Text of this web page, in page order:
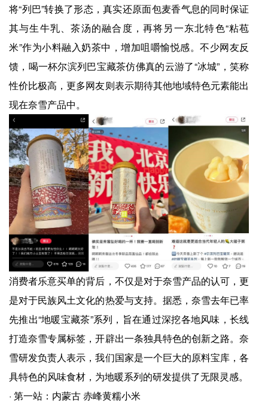
将“列巴”转换了形态，真实还原面包麦香气息的同时保证
其与生牛乳、茶汤的融合度，再将另一东北特色“粘苞
米”作为小料融入奶茶中，增加咀嚼愉悦感。不少网友反
馈，喝一杯尔滨列巴宝藏茶仿佛真的云游了“冰城”，笑称
性价比极高，更多网友则表示期待其他地域特色元素能出
现在奈雪产品中。
消费者乐意买单的背后，不仅是对于奈雪产品的认可，更
是对于民族风土文化的热爱与支持。据悉，奈雪去年已率
先推出“地暖宝藏茶”系列，旨在通过深挖各地风味，长线
打造奈雪专属标签，开辟出一条独具特色的创新之路。奈
雪研发负责人表示，我们国家是一个巨大的原料宝库，各
具特色的风味食材，为地暖系列的研发提供了无限灵感。
· 第一站：内蒙古 赤峰黄糯小米